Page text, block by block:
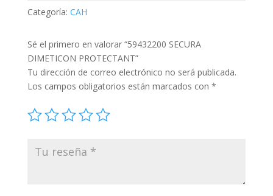
Categoría: CAH
Sé el primero en valorar “59432200 SECURA
DIMETICON PROTECTANT”
Tu dirección de correo electrónico no será publicada.
Los campos obligatorios están marcados con *